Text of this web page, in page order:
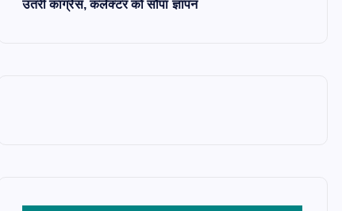
उतरी कांग्रेस, कलेक्टर को सौंपा ज्ञापन